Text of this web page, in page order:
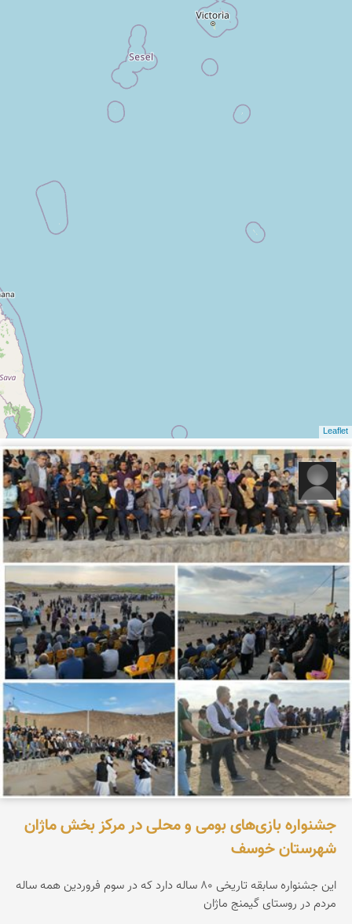
Leaflet
رضا قربانی
جشنواره بازی‌های بومی و محلی در مرکز بخش ماژان
شهرستان خوسف
این جشنواره سابقه تاریخی ۸۰ ساله دارد که در سوم فروردین همه ساله
مردم در روستای گیمنج ماژان